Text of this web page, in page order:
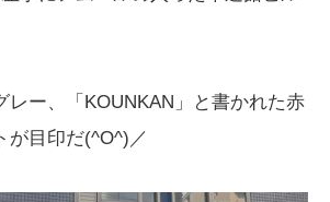
レー、「KOUNKAN」と書かれた赤
が目印だ(^O^)／